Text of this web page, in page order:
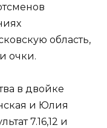
область,
очки.
в двойке
и Юлия
7.16,12 и